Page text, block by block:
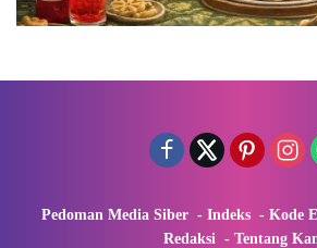
Pedoman Media Siber Indeks Kode
Redaksi
Tentang